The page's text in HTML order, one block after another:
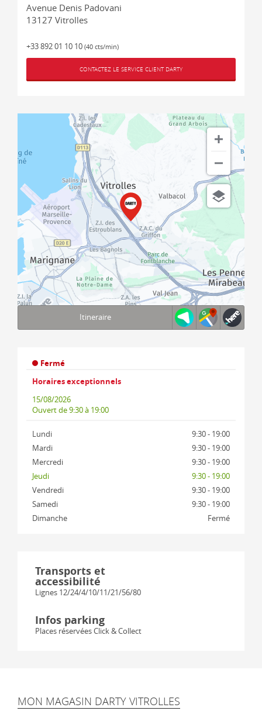
Avenue Denis Padovani
13127 Vitrolles
+33 892 01 10 10 (40 cts/min)
CONTACTEZ LE SERVICE CLIENT DARTY
© 1987–2026 HERE, IGN
Itineraire
Fermé
Horaires exceptionnels
15/08/2026
Ouvertde 9:30 à 19:00
Lundi
9:30 - 19:00
Mardi
9:30 - 19:00
Mercredi
9:30 - 19:00
Jeudi
9:30 - 19:00
Vendredi
9:30 - 19:00
Samedi
9:30 - 19:00
Dimanche
Fermé
Transports et
accessibilité
Lignes 12/24/4/10/11/21/56/80
Infos parking
Places réservées Click & Collect
MON MAGASIN DARTY VITROLLES